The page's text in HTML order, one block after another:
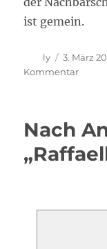
ist gemein.
Autor
ly
am
3. März
Kommentarzu
so
Nach